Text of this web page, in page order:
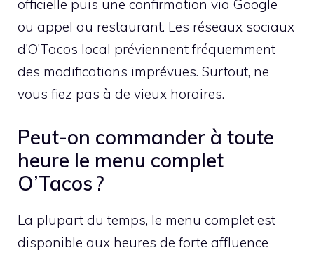
officielle puis une confirmation via Google
ou appel au restaurant. Les réseaux sociaux
d’O’Tacos local préviennent fréquemment
des modifications imprévues. Surtout, ne
vous fiez pas à de vieux horaires.
Peut-on commander à toute
heure le menu complet
O’Tacos ?
La plupart du temps, le menu complet est
disponible aux heures de forte affluence